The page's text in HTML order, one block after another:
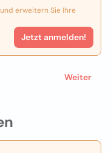
erweitern Sie Ihre
Jetzt anmelden!
Weiter